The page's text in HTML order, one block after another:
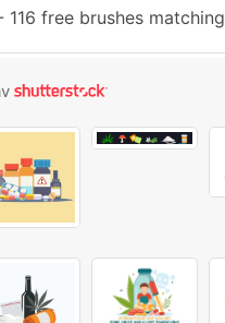
116 free brushes matching